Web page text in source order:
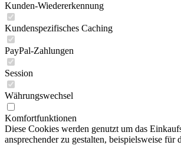
Kunden-Wiedererkennung
Kundenspezifisches Caching
PayPal-Zahlungen
Session
Währungswechsel
Komfortfunktionen
Diese Cookies werden genutzt um das
ansprechender zu gestalten, beispielsweise für